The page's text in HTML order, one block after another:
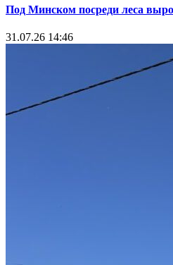
Под Минском посреди леса
31.07.26 14:46